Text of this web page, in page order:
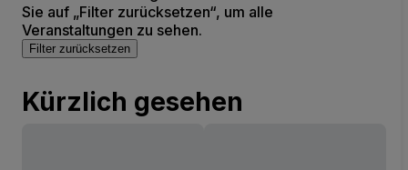
Sie auf „Filter zurücksetzen“, um alle
Veranstaltungen zu sehen.
Filter zurücksetzen
Kürzlich gesehen